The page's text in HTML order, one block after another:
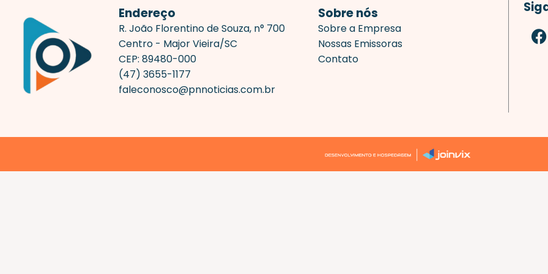
Endereço
R. João Florentino de Souza, n° 700
Centro - Major Vieira/SC
CEP: 89480-000
(47) 3655-1177
faleconosco@pnnoticias.com.br
Sobre nós
Sobre a Empresa
Nossas Emissoras
Contato
a